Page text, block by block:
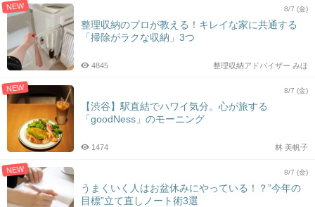
NEW 8/7 (金)
整理収納のプロが教える！キレイな家に共通する
「掃除がラクな収納」3つ
整理収納アドバイザー みほ
4845
NEW 8/7 (金)
【渋谷】駅直結でハワイ気分。心が旅する
「goodNess」のモーニング
林 美帆子
1474
NEW 8/7 (金)
うまくいく人はお盆休みにやっている！？”今年の
目標”立て直しノート術3選